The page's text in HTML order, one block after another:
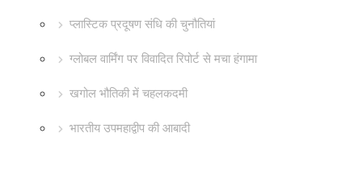
प्लास्टिक प्रदूषण संधि की चुनौतियां
ग्लोबल वार्मिंग पर विवादित रिपोर्ट से मचा हंगामा
खगोल भौतिकी में चहलकदमी
भारतीय उपमहाद्वीप की आबादी